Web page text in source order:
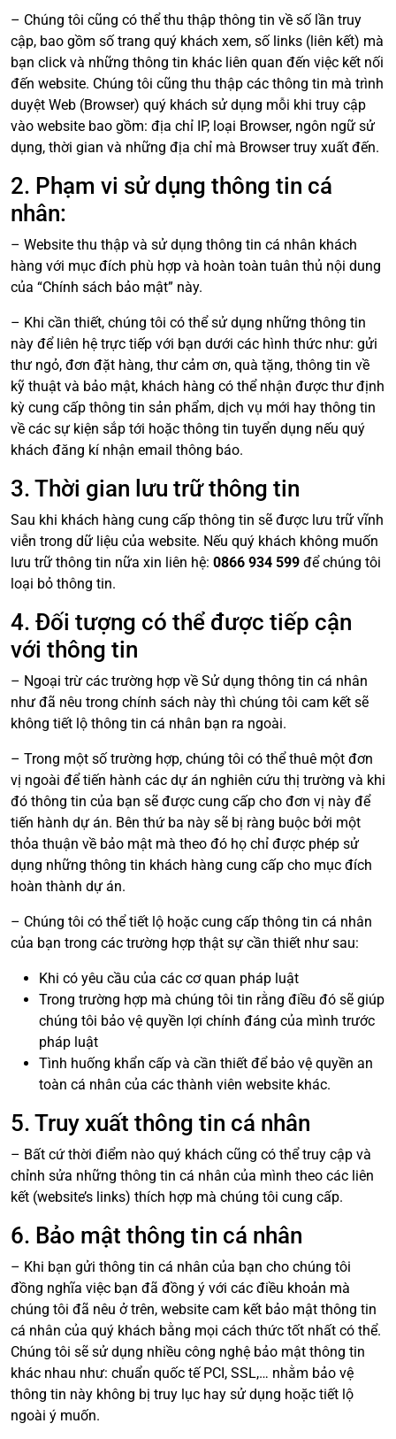
– Chúng tôi cũng có thể thu thập thông tin về số lần truy
cập, bao gồm số trang quý khách xem, số links (liên kết) mà
bạn click và những thông tin khác liên quan đến việc kết nối
đến website. Chúng tôi cũng thu thập các thông tin mà trình
duyệt Web (Browser) quý khách sử dụng mỗi khi truy cập
vào website bao gồm: địa chỉ IP, loại Browser, ngôn ngữ sử
dụng, thời gian và những địa chỉ mà Browser truy xuất đến.
2. Phạm vi sử dụng thông tin cá
nhân:
– Website thu thập và sử dụng thông tin cá nhân khách
hàng với mục đích phù hợp và hoàn toàn tuân thủ nội dung
của “Chính sách bảo mật” này.
– Khi cần thiết, chúng tôi có thể sử dụng những thông tin
này để liên hệ trực tiếp với bạn dưới các hình thức như: gửi
thư ngỏ, đơn đặt hàng, thư cảm ơn, quà tặng, thông tin về
kỹ thuật và bảo mật, khách hàng có thể nhận được thư định
kỳ cung cấp thông tin sản phẩm, dịch vụ mới hay thông tin
về các sự kiện sắp tới hoặc thông tin tuyển dụng nếu quý
khách đăng kí nhận email thông báo.
3. Thời gian lưu trữ thông tin
Sau khi khách hàng cung cấp thông tin sẽ được lưu trữ vĩnh
viễn trong dữ liệu của website. Nếu quý khách không muốn
lưu trữ thông tin nữa xin liên hệ: 0866 934 599 để chúng tôi
loại bỏ thông tin.
4. Đối tượng có thể được tiếp cận
với thông tin
– Ngoại trừ các trường hợp về Sử dụng thông tin cá nhân
như đã nêu trong chính sách này thì chúng tôi cam kết sẽ
không tiết lộ thông tin cá nhân bạn ra ngoài.
– Trong một số trường hợp, chúng tôi có thể thuê một đơn
vị ngoài để tiến hành các dự án nghiên cứu thị trường và khi
đó thông tin của bạn sẽ được cung cấp cho đơn vị này để
tiến hành dự án. Bên thứ ba này sẽ bị ràng buộc bởi một
thỏa thuận về bảo mật mà theo đó họ chỉ được phép sử
dụng những thông tin khách hàng cung cấp cho mục đích
hoàn thành dự án.
– Chúng tôi có thể tiết lộ hoặc cung cấp thông tin cá nhân
của bạn trong các trường hợp thật sự cần thiết như sau:
Khi có yêu cầu của các cơ quan pháp luật
Trong trường hợp mà chúng tôi tin rằng điều đó sẽ giúp
chúng tôi bảo vệ quyền lợi chính đáng của mình trước
pháp luật
Tình huống khẩn cấp và cần thiết để bảo vệ quyền an
toàn cá nhân của các thành viên website khác.
5. Truy xuất thông tin cá nhân
– Bất cứ thời điểm nào quý khách cũng có thể truy cập và
chỉnh sửa những thông tin cá nhân của mình theo các liên
kết (website’s links) thích hợp mà chúng tôi cung cấp.
6. Bảo mật thông tin cá nhân
– Khi bạn gửi thông tin cá nhân của bạn cho chúng tôi
đồng nghĩa việc bạn đã đồng ý với các điều khoản mà
chúng tôi đã nêu ở trên, website cam kết bảo mật thông tin
cá nhân của quý khách bằng mọi cách thức tốt nhất có thể.
Chúng tôi sẽ sử dụng nhiều công nghệ bảo mật thông tin
khác nhau như: chuẩn quốc tế PCI, SSL,… nhằm bảo vệ
thông tin này không bị truy lục hay sử dụng hoặc tiết lộ
ngoài ý muốn.